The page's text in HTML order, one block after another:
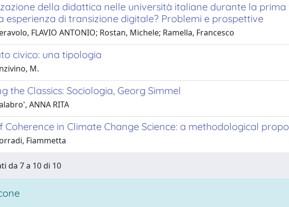
della didattica nelle università italiane durante la prima
esperienza di transizione digitale? Problemi e prospettive
FLAVIO ANTONIO; Rostan, Michele; Ramella, Francesco
civico: una tipologia
M.
the Classics: Sociologia, Georg Simmel
ANNA RITA
Coherence in Climate Change Science: a methodological
Fiammetta
da 7 a 10 di 10